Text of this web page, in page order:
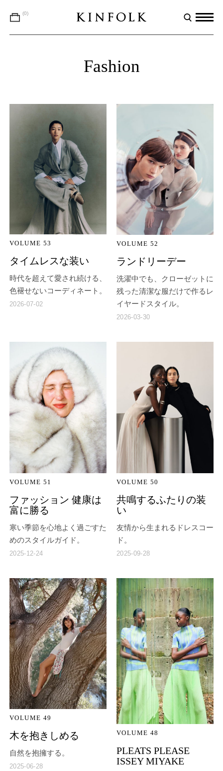
(0)
Fashion
VOLUME 53
タイムレスな装い
時代を超えて愛され続ける、
色褪せないコーディネート。
2026-07-02
VOLUME 52
ランドリーデー
洗濯中でも、クローゼットに
残った清潔な服だけで作るレ
イヤードスタイル。
2026-03-30
VOLUME 51
ファッション 健康は
富に勝る
寒い季節を心地よく過ごすた
めのスタイルガイド。
2025-12-24
VOLUME 50
共鳴するふたりの装
い
友情から生まれるドレスコー
ド。
2025-09-28
VOLUME 49
木を抱きしめる
自然を抱擁する。
2025-06-28
VOLUME 48
PLEATS PLEASE
ISSEY MIYAKE